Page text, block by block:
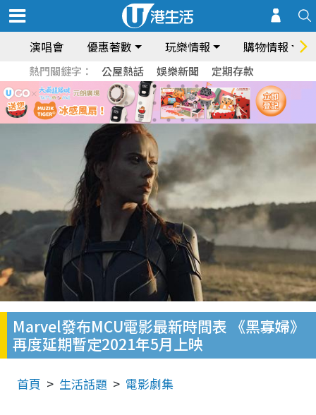
演唱會 優惠著數 玩樂情報 購物情報
熱門關鍵字： 公屋熱話 娛樂新聞 定期存款
Marvel發布MCU電影最新時間表 《黑寡婦》
再度延期暫定2021年5月上映
首頁 生活話題 電影劇集